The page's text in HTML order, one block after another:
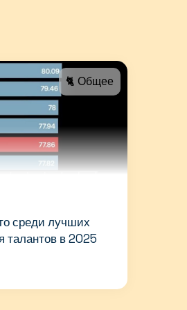
🐈 Общее
среди лучших
талантов в 2025